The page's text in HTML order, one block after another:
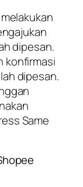
dipesan.
konfirmasi
dipesan.
Same